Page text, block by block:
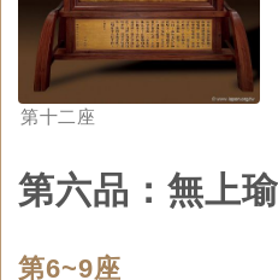
第十二座
第六品：無上
第6~9座